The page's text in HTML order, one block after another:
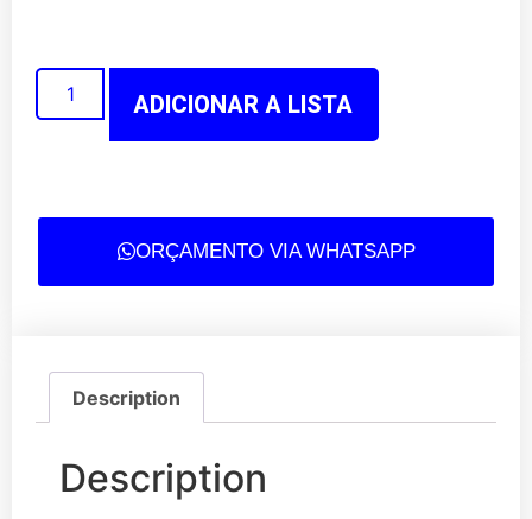
ADICIONAR A LISTA
ORÇAMENTO VIA WHATSAPP
Description
Description